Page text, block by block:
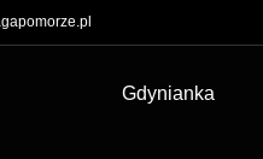
Gdynianka